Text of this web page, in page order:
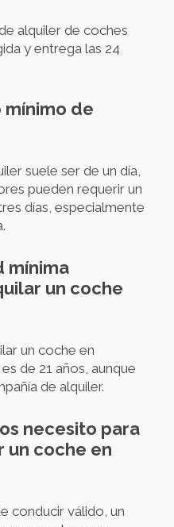
alquiler de coches
y entrega las 24
mínimo de
suele ser de un día,
pueden requerir un
días, especialmente
mínima
un coche
un coche en
de 21 años, aunque
de alquiler.
necesito para
un coche en
conducir válido, un